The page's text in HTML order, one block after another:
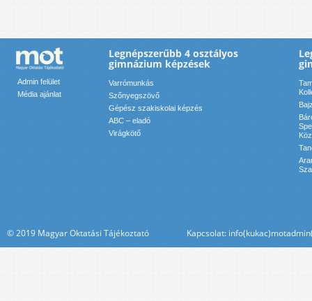
Admin felület
Média ajánlat
Legnépszerűbb 4 osztályos
gimnázium képzések
Varrómunkás
Szőnyegszövő
Gépész szakiskolai képzés
ABC – eladó
Virágkötő
© 2019 Magyar Oktatási Tájékoztató Kapcsolat: